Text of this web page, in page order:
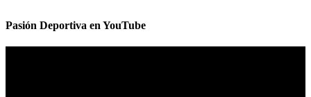
Pasión Deportiva en YouTube